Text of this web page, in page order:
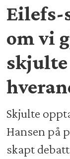
Eilefs-
om vi
Skjulte
Hansen på
skapt